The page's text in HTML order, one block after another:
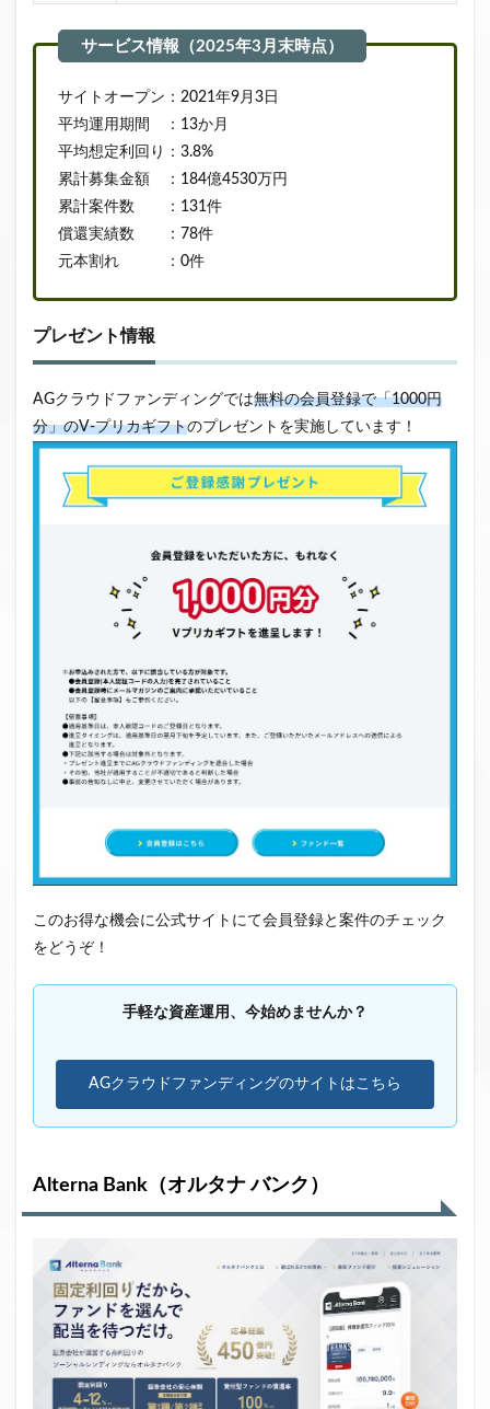
サイトオープン：2021年9月3日
平均運用期間 ：13か月
平均想定利回り：3.8%
累計募集金額 ：184億4530万円
累計案件数 ：131件
償還実績数 ：78件
元本割れ ：0件
プレゼント情報
AGクラウドファンディングでは無料の会員登録で「1000円
分」のV-プリカギフトのプレゼントを実施しています！
このお得な機会に公式サイトにて会員登録と案件のチェック
をどうぞ！
手軽な資産運用、今始めませんか？
AGクラウドファンディングのサイトはこちら
Alterna Bank（オルタナ バンク）